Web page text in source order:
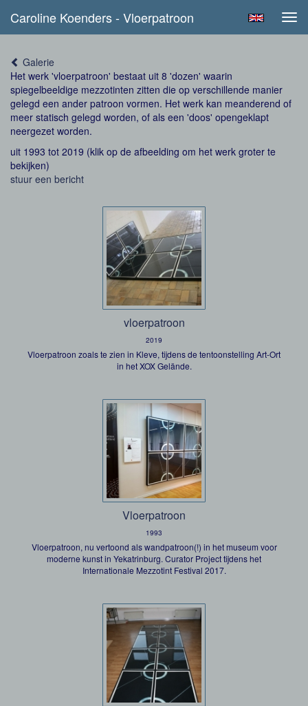
Caroline Koenders - Vloerpatroon
Galerie
Het werk 'vloerpatroon' bestaat uit 8 'dozen' waarin
spiegelbeeldige mezzotinten zitten die op verschillende manier
gelegd een ander patroon vormen. Het werk kan meanderend of
meer statisch gelegd worden, of als een 'doos' opengeklapt
neergezet worden.
uit 1993 tot 2019 (klik op de afbeelding om het werk groter te
bekijken)
stuur een bericht
vloerpatroon
2019
Vloerpatroon zoals te zien in Kleve, tijdens de tentoonstelling Art-Ort
in het XOX Gelände.
Vloerpatroon
1993
Vloerpatroon, nu vertoond als wandpatroon(!) in het museum voor
moderne kunst in Yekatrinburg. Curator Project tijdens het
Internationale Mezzotint Festival 2017.